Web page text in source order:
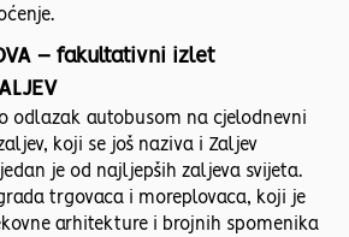
– fakultativni izlet
odlazak autobusom na cjelodnevni
koji se još naziva i Zaljev
je od najljepših zaljeva svijeta.
trgovaca i moreplovaca, koji je
arhitekture i brojnih spomenika